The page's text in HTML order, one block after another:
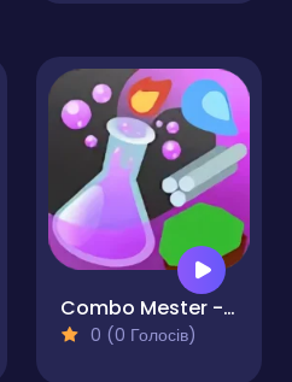
Combo Mester - Alchemy
0 (0 Голосів)